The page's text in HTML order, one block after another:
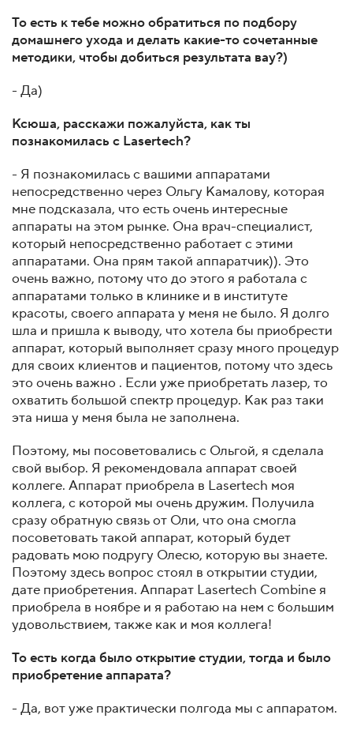
То есть к тебе можно обратиться по подбору
домашнего ухода и делать какие-то сочетанные
методики, чтобы добиться результата вау?)
- Да)
Ксюша, расскажи пожалуйста, как ты
познакомилась с Lasertech?
- Я познакомилась с вашими аппаратами
непосредственно через Ольгу Камалову, которая
мне подсказала, что есть очень интересные
аппараты на этом рынке. Она врач-специалист,
который непосредственно работает с этими
аппаратами. Она прям такой аппаратчик)). Это
очень важно, потому что до этого я работала с
аппаратами только в клинике и в институте
красоты, своего аппарата у меня не было. Я долго
шла и пришла к выводу, что хотела бы приобрести
аппарат, который выполняет сразу много процедур
для своих клиентов и пациентов, потому что здесь
это очень важно . Если уже приобретать лазер, то
охватить большой спектр процедур. Как раз таки
эта ниша у меня была не заполнена.
Поэтому, мы посоветовались с Ольгой, я сделала
свой выбор. Я рекомендовала аппарат своей
коллеге. Аппарат приобрела в Lasertech моя
коллега, с которой мы очень дружим. Получила
сразу обратную связь от Оли, что она смогла
посоветовать такой аппарат, который будет
радовать мою подругу Олесю, которую вы знаете.
Поэтому здесь вопрос стоял в открытии студии,
дате приобретения. Аппарат Lasertech Сombine я
приобрела в ноябре и я работаю на нем с большим
удовольствием, также как и моя коллега!
То есть когда было открытие студии, тогда и было
приобретение аппарата?
- Да, вот уже практически полгода мы с аппаратом.